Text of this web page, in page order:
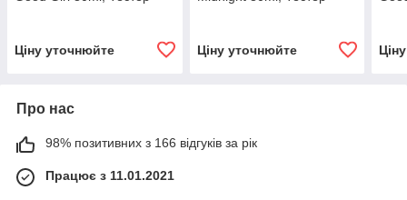
Ціну уточнюйте Ціну уточнюйте
Про нас
98% позитивних з 166 відгуків за рік
Працює з 11.01.2021